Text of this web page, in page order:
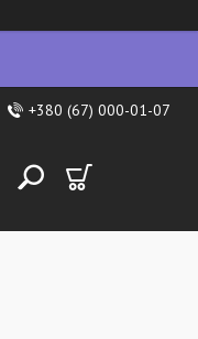
+380 (67) 000-01-07